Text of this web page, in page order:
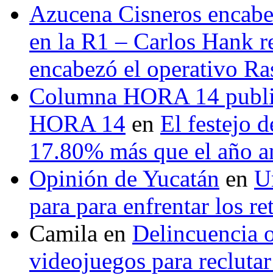
Azucena Cisneros
en la R1 – Carlos Hank
encabezó el operativo
Columna HORA 14
HORA 14 en El festejo
17.80% más que el año
Opinión de Yucatán en
para para enfrentar los
Camila en Delincuencia
videojuegos para